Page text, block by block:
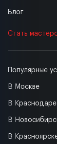
Популярные
В Москве
В Краснодаре
В
В
Блог
Стать